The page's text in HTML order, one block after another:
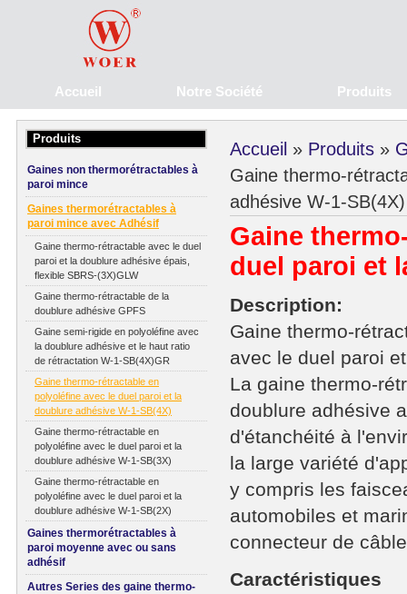
Accueil Notre Société Produits
Produits
Gaines non thermorétractables à
paroi mince
Gaines thermorétractables à
paroi mince avec Adhésif
Gaine thermo-rétractable avec le duel
paroi et la doublure adhésive épais,
flexible SBRS-(3X)GLW
Gaine thermo-rétractable de la
doublure adhésive GPFS
Gaine semi-rigide en polyoléfine avec
la doublure adhésive et le haut ratio
de rétractation W-1-SB(4X)GR
Gaine thermo-rétractable en
polyoléfine avec le duel paroi et la
doublure adhésive W-1-SB(4X)
Gaine thermo-rétractable en
polyoléfine avec le duel paroi et la
doublure adhésive W-1-SB(3X)
Gaine thermo-rétractable en
polyoléfine avec le duel paroi et la
doublure adhésive W-1-SB(2X)
Gaines thermorétractables à
paroi moyenne avec ou sans
adhésif
Autres Series des gaine thermo-
Accueil » Produits »
Gaine thermo-
adhésive W-1-SB(4X)
Gaine
duel paroi et
Description:
Gaine thermo-
avec le duel paroi
La gaine thermo-
doublure adhésive
d'étanchéité à
la large variété
y compris les
automobiles et
connecteur de
Caractéristiques